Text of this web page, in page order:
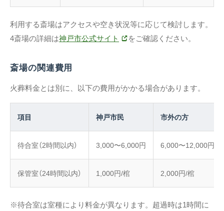
利用する斎場はアクセスや空き状況等に応じて検討します。
4斎場の詳細は神戸市公式サイト をご確認ください。
斎場の関連費用
火葬料金とは別に、以下の費用がかかる場合があります。
項目 神戸市民 市外の方
待合室（2時間以内） 3,000〜6,000円 6,000〜12,000円
保管室（24時間以内） 1,000円/棺 2,000円/棺
※待合室は室種により料金が異なります。超過時は1時間に